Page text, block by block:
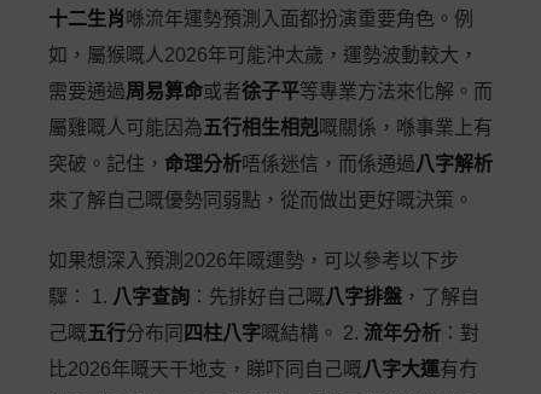
十二生肖 喺流年運勢預測入面都扮演重要角色。例
如，屬猴嘅人2026年可能沖太歲，運勢波動較大，
需要通過周易算命或者徐子平等專業方法來化解。而
屬雞嘅人可能因為五行相生相剋嘅關係，喺事業上有
突破。記住， 命理分析唔係迷信，而係通過八字解析
來了解自己嘅優勢同弱點，從而做出更好嘅決策。
如果想深入預測2026年嘅運勢，可以參考以下步
驟： 1. 八字查詢 ：先排好自己嘅八字排盤 ，了解自
己嘅五行分布同 四柱八字嘅結構。 2. 流年分析 ：對
比2026年嘅天干地支，睇吓同自己嘅八字大運有冇